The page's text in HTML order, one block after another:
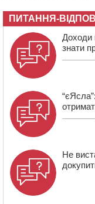
07:23 Уманські
який відсидів
ПИТАННЯ-
Доходи
знати
Не